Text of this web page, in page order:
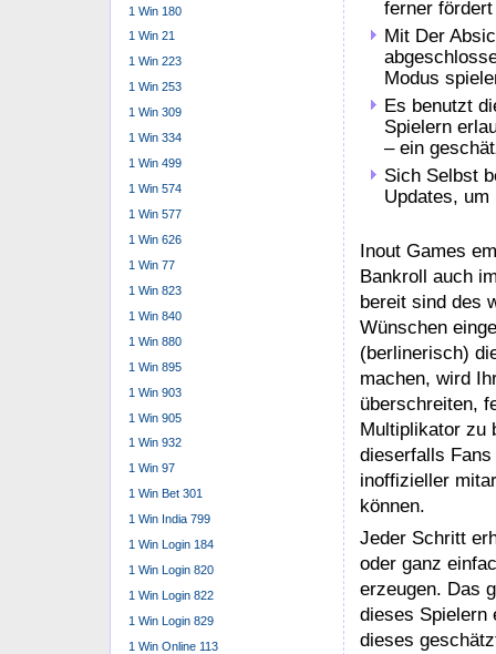
ferner
Mit Der
Modus
Es benutzt
Spielern
– ein
Sich Selbst
Updates,
Inout Games
Bankroll auch
bereit sind des
Wünschen
(berlinerisch)
machen, wird
überschreiten,
Multiplikator zu
dieserfalls
inoffizieller
können.
Jeder Schritt
oder ganz
erzeugen. Das
dieses Spielern
dieses
1 Win 180
1 Win 21
1 Win 223
1 Win 253
1 Win 309
1 Win 334
1 Win 499
1 Win 574
1 Win 577
1 Win 626
1 Win 77
1 Win 823
1 Win 840
1 Win 880
1 Win 895
1 Win 903
1 Win 905
1 Win 932
1 Win 97
1 Win Bet 301
1 Win India 799
1 Win Login 184
1 Win Login 820
1 Win Login 822
1 Win Login 829
1 Win Online 113